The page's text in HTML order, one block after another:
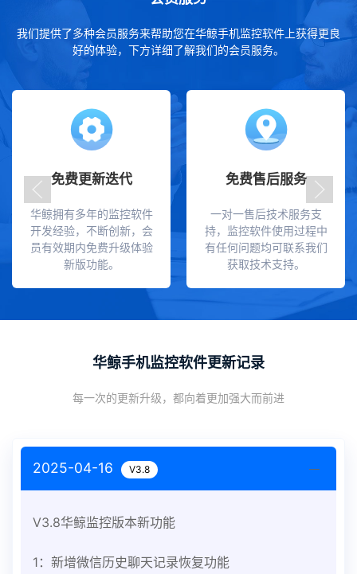
我们提供了多种会员服务来帮助您在华鲸手机监控软件上获得更良
好的体验，下方详细了解我们的会员服务。
免费更新迭代
华鲸拥有多年的监控软件
开发经验，不断创新，会
员有效期内免费升级体验
新版功能。
免费售后服务
一对一售后技术服务支
持，监控软件使用过程中
有任何问题均可联系我们
获取技术支持。
华鲸手机监控软件更新记录
每一次的更新升级，都向着更加强大而前进
2025-04-16 V3.8
V3.8华鲸监控版本新功能
1：新增微信历史聊天记录恢复功能